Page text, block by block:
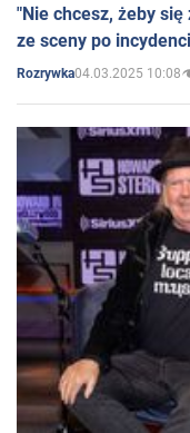
"Nie chcesz, żeby
ze sceny po
Rozrywka04.03.2025 10:08